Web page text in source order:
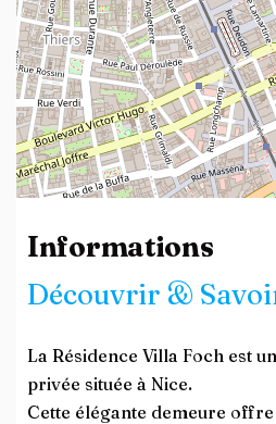
Informations
Découvrir &
La Résidence Villa Foch est
privée située à Nice.
Cette élégante demeure